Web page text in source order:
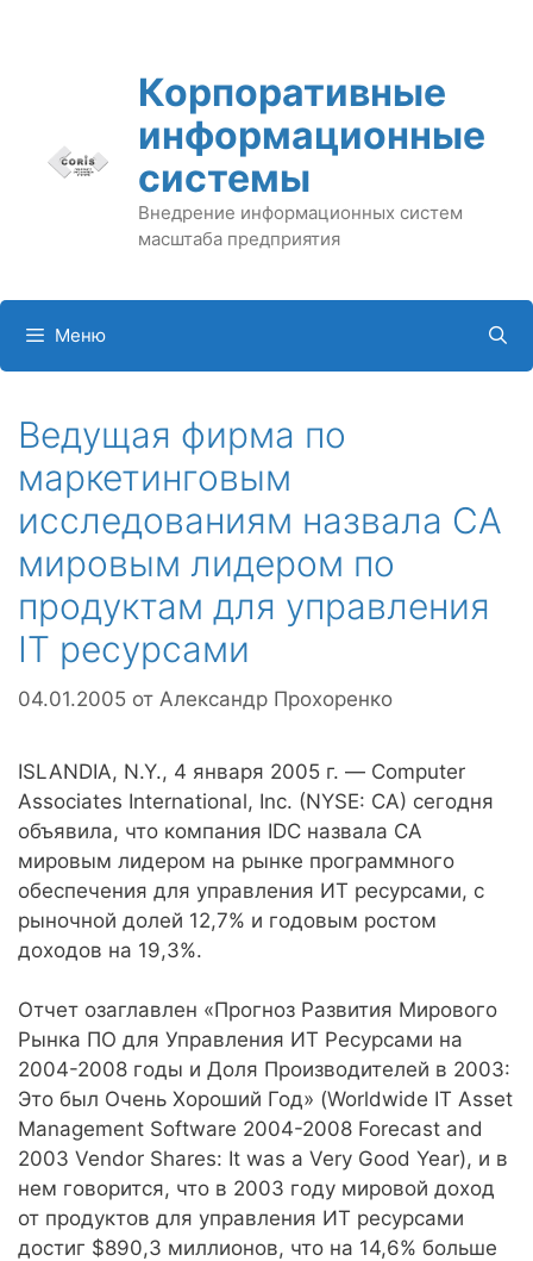
Корпоративные
информационные
системы
Внедрение информационных систем
масштаба предприятия
Меню
Ведущая фирма по
маркетинговым
исследованиям назвала CA
мировым лидером по
продуктам для управления
IT ресурсами
04.01.2005 от Александр Прохоренко
ISLANDIA, N.Y., 4 января 2005 г. — Computer
Associates International, Inc. (NYSE: CA) сегодня
объявила, что компания IDC назвала СA
мировым лидером на рынке программного
обеспечения для управления ИТ ресурсами, с
рыночной долей 12,7% и годовым ростом
доходов на 19,3%.
Отчет озаглавлен «Прогноз Развития Мирового
Рынка ПО для Управления ИТ Ресурсами на
2004-2008 годы и Доля Производителей в 2003:
Это был Очень Хороший Год» (Worldwide IT Asset
Management Software 2004-2008 Forecast and
2003 Vendor Shares: It was a Very Good Year), и в
нем говорится, что в 2003 году мировой доход
от продуктов для управления ИТ ресурсами
достиг $890,3 миллионов, что на 14,6% больше